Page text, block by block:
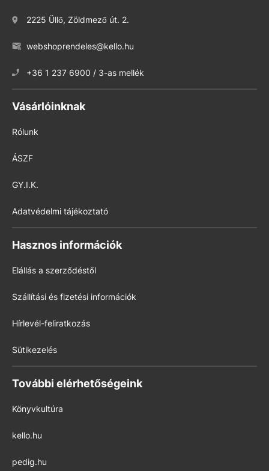
2225 Üllő, Zöldmező út. 2.
webshoprendeles@kello.hu
+36 1 237 6900 / 3-as mellék
Vásárlóinknak
Rólunk
ÁSZF
GY.I.K.
Adatvédelmi tájékoztató
Hasznos információk
Elállás a szerződéstől
Szállítási és fizetési információk
Hírlevél-feliratkozás
Sütikezelés
További elérhetőségeink
Könyvkultúra
kello.hu
pedig.hu